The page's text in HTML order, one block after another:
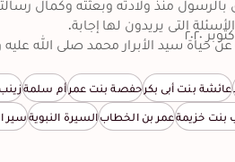
عائشة بنت أبي بكرحفصة بنت عمرأم سلمة
بنت خزيمةعمر بن الخطابالسيرة النبويةسير